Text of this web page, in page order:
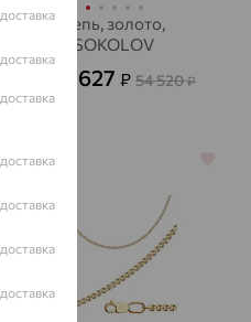
цепь, золото,
SOKOLOV
19 627₽ 54 520₽
64%
доставка
доставка
доставка
доставка
доставка
доставка
доставка